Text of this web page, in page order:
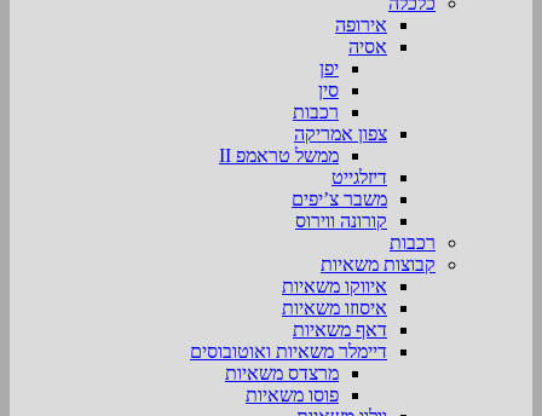
אירופה
אסיה
יפן
סין
רכבות
צפון אמריקה
ממשל טראמפ II
דיזלגייט
משבר צ’יפים
קורונה ווירוס
רכבות
קבוצות משאיות
איווקו משאיות
איסוזו משאיות
דאף משאיות
דיימלר משאיות ואוטובוסים
מרצדס משאיות
פוסו משאיות